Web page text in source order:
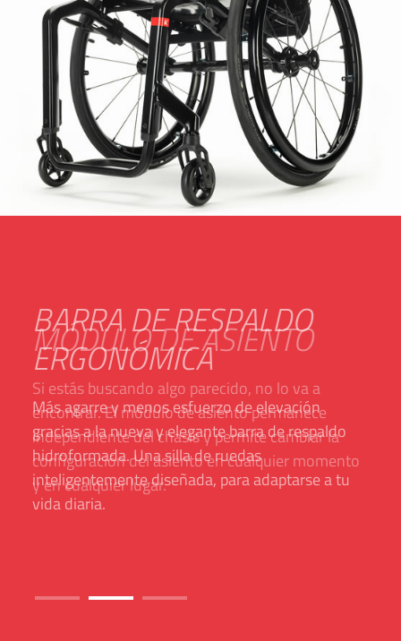
BARRA DE RESPALDO
ERGONÓMICA
Más agarre y menos esfuerzo de elevación
gracias a la nueva y elegante barra de respaldo
hidroformada. Una silla de ruedas
inteligentemente diseñada, para adaptarse a tu
vida diaria.
SWEDEN
UNITED KINGDOM